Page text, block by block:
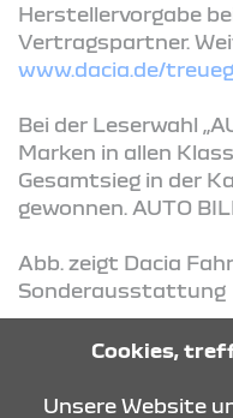
Herstellervorgabe
Vertragspartner.
www.dacia.de/
Bei der Leserwahl
Marken in allen
Gesamtsieg in der
gewonnen. AUTO
Abb. zeigt Dacia
Sonderausstattung
Cookies,
Unsere Website